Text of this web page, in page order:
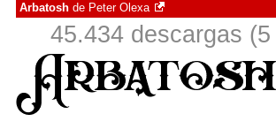
Arbatosh de Peter Olexa
45.434 descargas